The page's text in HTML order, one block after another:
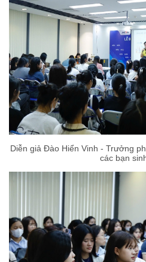
Diễn giả Đào Hiển Vinh - Trưởng
các bạn